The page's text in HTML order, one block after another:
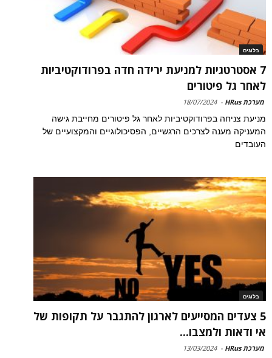
בלוגים
7 אסטרטגיות למניעת ירידה חדה בפרודוקטיביות
לאחר גל פיטורים
מערכת HRus -
18/07/2024
מניעת צניחה בפרודוקטיביות לאחר גל פיטורים מחייבת גישה
המעניקה מענה לצרכים הרגשיים, הפסיכולוגיים והמקצועיים של
העובדים
בלוגים
5 צעדים המסייעים לארגון להתגבר על תקופות של
אי ודאות ולמצבו...
מערכת HRus -
13/03/2024